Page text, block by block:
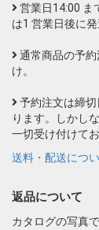
営業日14:00 ま
は1 営業日後に発
通常商品の予
け。
予約注文は締
ります。しかし
一切受け付けてお
送料・配送につ
返品について
カタログの写真